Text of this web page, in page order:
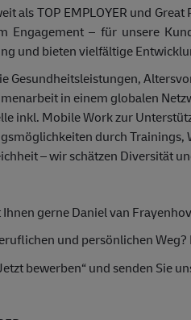
als TOP EMPLOYER und Great
Engagement – für unsere
und bieten vielfältige
Gesundheitsleistungen,
in einem globalen
inkl. Mobile Work zur
durch Trainings,
– wir schätzen Diversität
gerneDaniel van
und persönlichen Weg?
bewerben“ und senden Sie